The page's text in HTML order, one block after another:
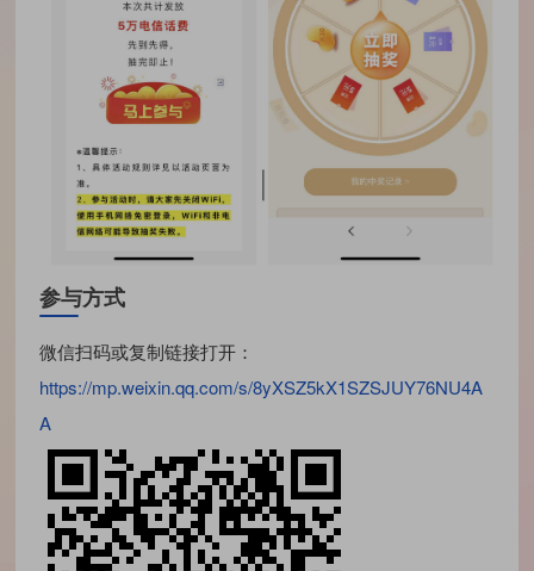
参与方式
微信扫码或复制链接打开：
https://mp.weixin.qq.com/s/8yXSZ5kX1SZSJUY76NU4A
A